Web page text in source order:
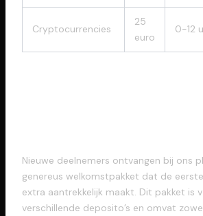
Cryptocurrencies
25
euro
0-12
Nieuwe deelnemers ontvangen bij ons
genereus welkomstpakket dat de
extra aantrekkelijk maakt. Dit pakket is
verschillende deposito’s en omvat